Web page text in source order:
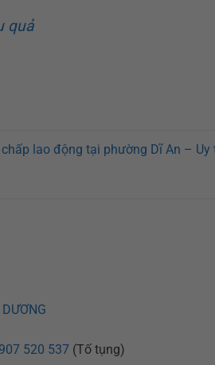
quả
lao động tại phường Dĩ An – Uy
520 537 (Tố tụng)